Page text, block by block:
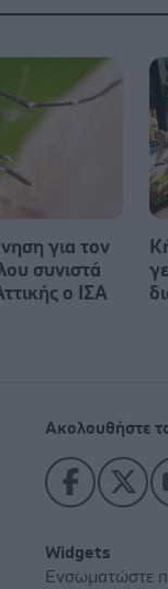
για τον
συνιστά
ο ΙΣΑ
Ακολουθήστε
Widgets
Ενσωματώστε